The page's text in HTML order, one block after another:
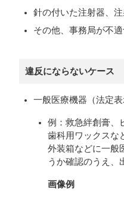
針の付いた注射器、
その他、事務局が不
違反にならないケース
一般医療機器（法定表
例：救急絆創膏、
歯科用ワックスな
外装箱などに一般
うか確認のうえ、
画像例